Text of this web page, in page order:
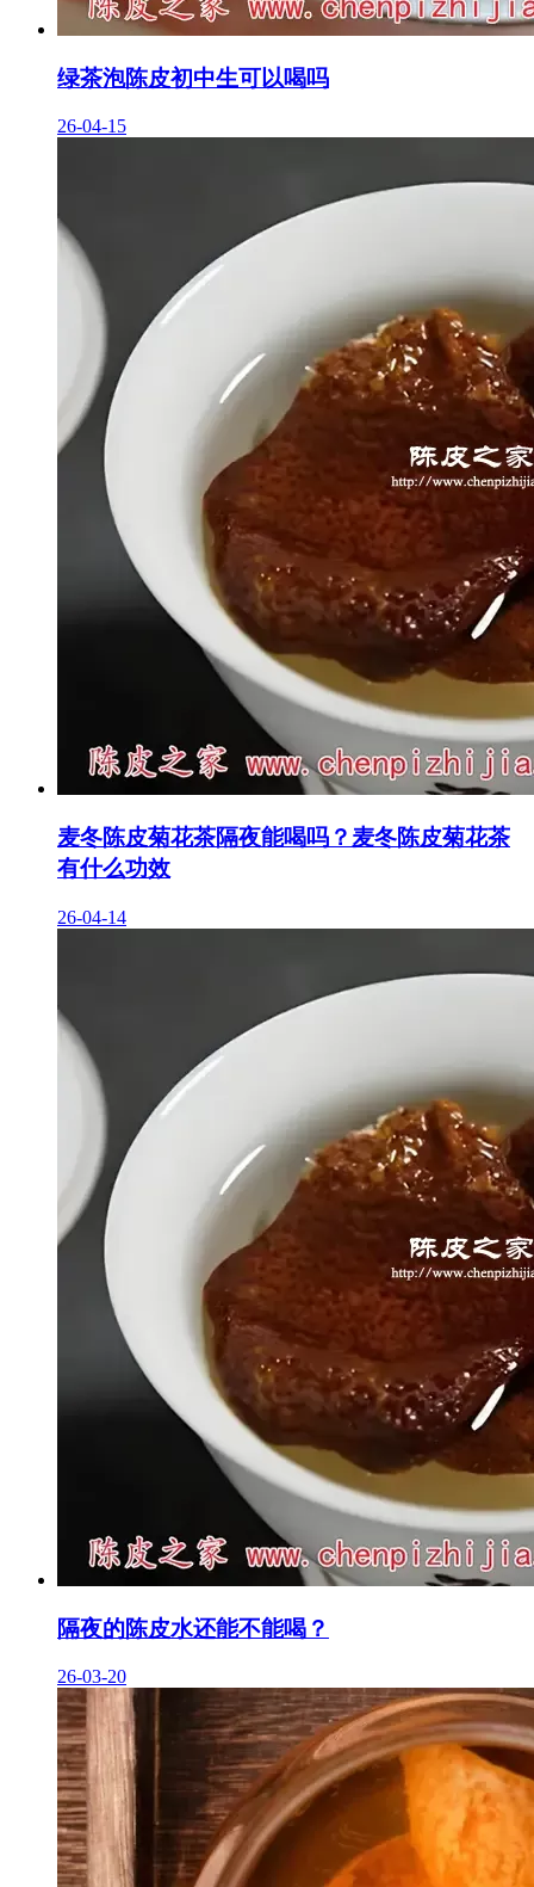
绿茶泡陈皮初中生可以喝吗
26-04-15
麦冬陈皮菊花茶隔夜能喝吗？麦冬陈皮菊花茶
有什么功效
26-04-14
隔夜的陈皮水还能不能喝？
26-03-20